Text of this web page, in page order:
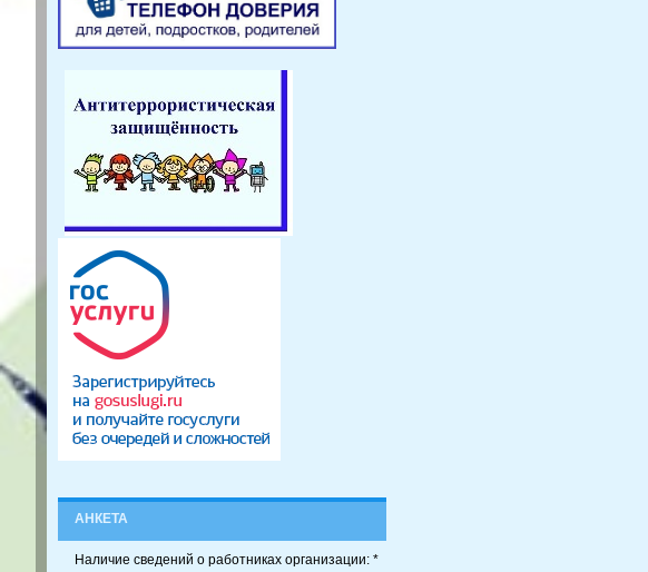
АНКЕТА
Наличие сведений о работниках организации: *